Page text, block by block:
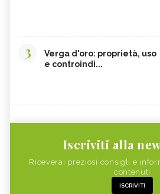
3
Verga d'oro: proprietà, uso
e controindi...
Iscriviti alla
Riceverai preziosi consigli e
contenuti
ISCRIVITI